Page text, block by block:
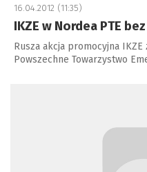
16.04.2012 (11:35)
IKZE w Nordea PTE
Rusza akcja promocyjna
Powszechne Towarzystwo